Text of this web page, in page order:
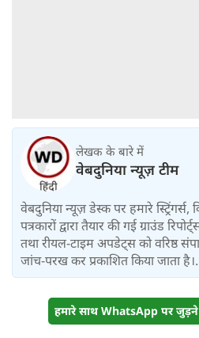
लेखक के बारे में
वेबदुनिया न्यूज़ टीम
वेबदुनिया न्यूज़ डेस्क पर हमारे
पत्रकारों द्वारा तैयार की गई ग्राउंड
तथा रीयल-टाइम अपडेट्स को वरिष्ठ
जांच-परख कर प्रकाशित किया जाता
हमारे साथ WhatsApp पर